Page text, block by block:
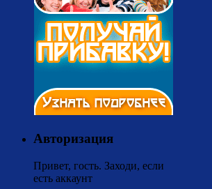
Авторизация
Привет, гость. Заходи, если
есть аккаунт